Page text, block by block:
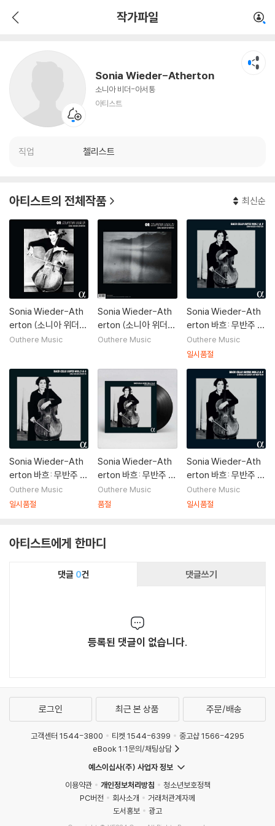
작가파일
Sonia Wieder-Atherton
소니아 비더-아서통
아티스트
직업 첼리스트
아티스트의 전체작품 최신순
Sonia Wieder-Ath
erton (소니아 위더
아서톤) - 빛 (Or’ (lig
Outhere Music
Sonia Wieder-Ath
erton (소니아 위더
아서톤) - 빛 (Or’ (lig
Outhere Music
Sonia Wieder-Ath
erton 바흐: 무반주 첼
로 모음곡 1, 2번 - 소
니아 위더 아서톤 (Ba
V 1007, 1008)
Outhere Music
일시품절
Sonia Wieder-Ath
erton 바흐: 무반주 첼
로 모음곡 5, 6번 - 소
니아 위더 아서톤 (Ba
Outhere Music
일시품절
Sonia Wieder-Ath
erton 바흐: 무반주 첼
로 모음곡 5, 6번 - 소
니아 위더 아서톤 (Ba
Outhere Music
품절
Sonia Wieder-Ath
erton 바흐: 무반주 첼
로 모음곡 3, 4번 (Ba
ch: Cello Suites BW
Outhere Music
일시품절
아티스트에게 한마디
댓글 0건 댓글쓰기
등록된 댓글이 없습니다.
로그인 최근 본 상품 주문/배송
고객센터 1544-3800 티켓 1544-6399
중고샵 1566-4295
eBook 1:1문의/채팅상담
예스이십사(주) 사업자 정보
이용약관
개인정보처리방침
청소년보호정책
PC버전
회사소개
거래처관계자께
도서홍보
광고